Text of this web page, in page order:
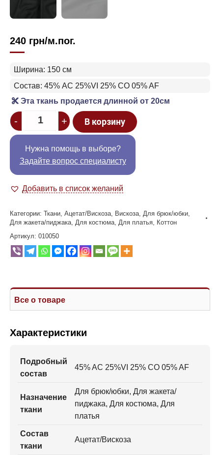
240 грн/м.пог.
Ширина: 150 см
Состав: 45% AC 25%VI 25% CO 05% AF
Эта ткань продается длинной от 20см
Quantity
- + В корзину
Нужна помощь в выборе?
Задайте вопрос специалисту
Добавить в список желаний
Категории: Ткани Ацетат/Вискоза Вискоза Для брюк/юбки
Для жакета/пиджака Для костюма Для платья Коттон
Артикул: 010050
Все о товаре
Характеристики
Подробный
состав
45% AC 25%VI 25% CO 05% AF
Назначение
ткани
Для брюк/юбки, Для жакета/
пиджака, Для костюма, Для
платья
Состав
ткани
Ацетат/Вискоза